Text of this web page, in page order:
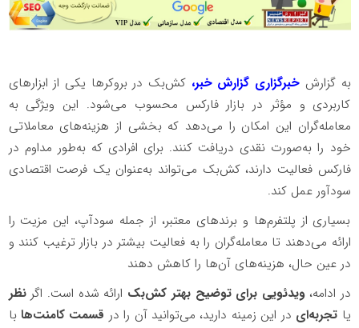
به گزارش خبرگزاری گزارش خبر، کش‌بک در بروکرها یکی از ابزارهای
کاربردی و مؤثر در بازار فارکس محسوب می‌شود. این ویژگی به
معامله‌گران این امکان را می‌دهد که بخشی از هزینه‌های معاملاتی
خود را به‌صورت نقدی دریافت کنند. برای افرادی که به‌طور مداوم در
فارکس فعالیت دارند، کش‌بک می‌تواند به‌عنوان یک فرصت اقتصادی
سودآور عمل کند.
بسیاری از پلتفرم‌ها و برندهای معتبر، از جمله سودآپ، این مزیت را
ارائه می‌دهند تا معامله‌گران را به فعالیت بیشتر در بازار ترغیب کنند و
در عین حال، هزینه‌های آن‌ها را کاهش دهند
در ادامه،ویدئویی برای توضیح بهتر کش‌بک ارائه شده است. اگرنظر
یا تجربه‌ای در این زمینه دارید، می‌توانید آن را در قسمت کامنت‌ها با